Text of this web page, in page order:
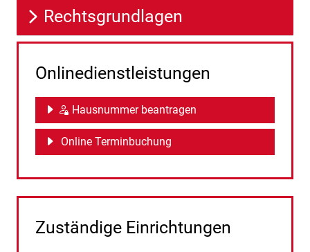
Rechtsgrundlagen
Onlinedienstleistungen
Hausnummer beantragen
Online Terminbuchung
Zuständige Einrichtungen